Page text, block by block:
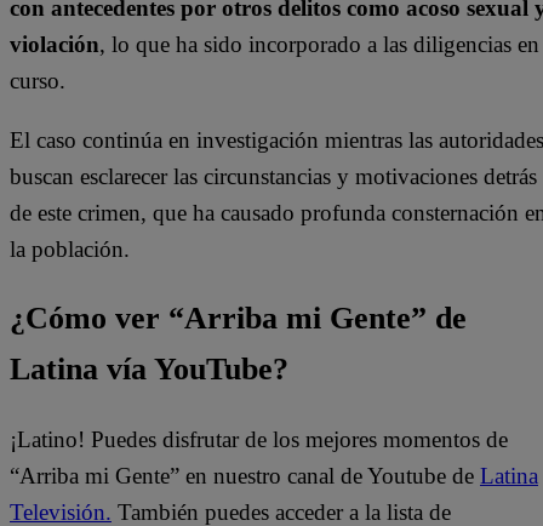
con antecedentes por otros delitos como acoso sexual
violación, lo que ha sido incorporado a las diligencias en
curso.
El caso continúa en investigación mientras las autoridades
buscan esclarecer las circunstancias y motivaciones detrás
de este crimen, que ha causado profunda consternación
la población.
¿Cómo ver “Arriba mi Gente” de
Latina vía YouTube?
¡Latino! Puedes disfrutar de los mejores momentos de
“Arriba mi Gente” en nuestro canal de Youtube de Latina
Televisión. También puedes acceder a la lista de